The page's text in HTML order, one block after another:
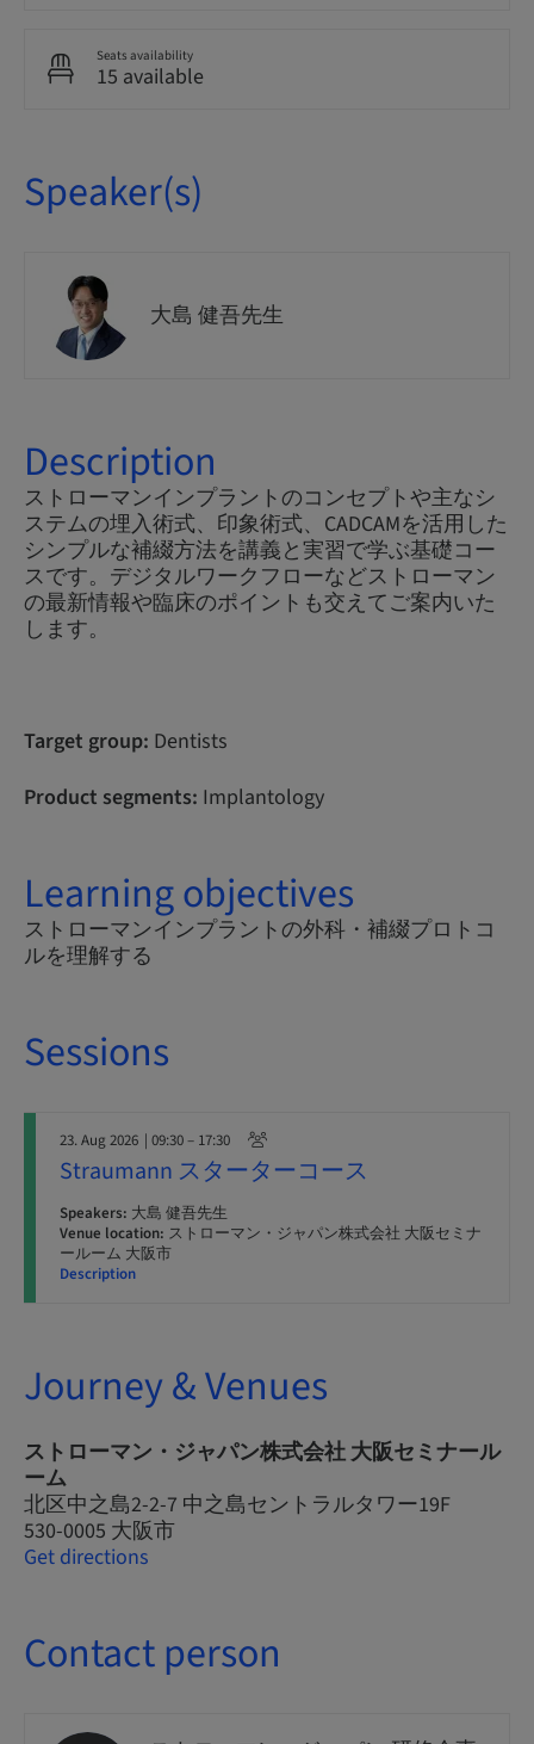
Seats availability
15 available
Speaker(s)
大島 健吾先生
Description
ストローマンインプラントのコンセプトや主なシ
ステムの埋入術式、印象術式、CADCAMを活用した
シンプルな補綴方法を講義と実習で学ぶ基礎コー
スです。デジタルワークフローなどストローマン
の最新情報や臨床のポイントも交えてご案内いた
します。
Target group: Dentists
Product segments: Implantology
Learning objectives
ストローマンインプラントの外科・補綴プロトコ
ルを理解する
Sessions
23. Aug 2026 | 09:30 – 17:30
Straumann スターターコース
Speakers: 大島 健吾先生
Venue location: ストローマン・ジャパン株式会社 大阪セミナ
ールーム 大阪市
Description
Journey & Venues
ストローマン・ジャパン株式会社 大阪セミナール
ーム
北区中之島2-2-7 中之島セントラルタワー19F
530-0005 大阪市
Get directions
Contact person